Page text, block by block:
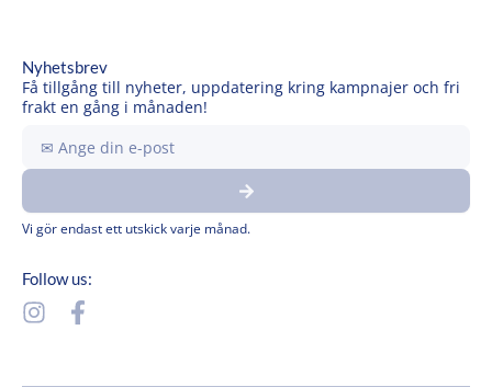
Nyhetsbrev
Få tillgång till nyheter, uppdatering kring kampnajer och fri
frakt en gång i månaden!
din
e-
Submit
Vi gör endast ett utskick varje månad.
Follow us:
I F
a